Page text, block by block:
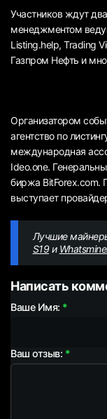
Участников ждут
менеджментом
Listing.help, Trading
Газпром Нефть и
Организатором
агентство по
международная
Ideo.one.
биржа BitForex.com.
выступает
Лучшие
S19и
Написать
Ваше Имя:
Ваш отзыв: